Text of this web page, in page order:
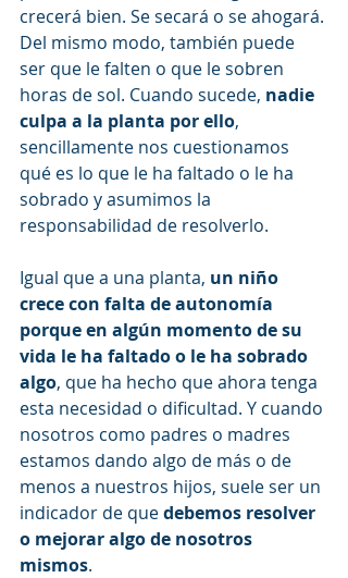
crecerá bien. Se secará o se ahogará.
Del mismo modo, también puede
ser que le falten o que le sobren
horas de sol. Cuando sucede, nadie
culpa a la planta por ello,
sencillamente nos cuestionamos
qué es lo que le ha faltado o le ha
sobrado y asumimos la
responsabilidad de resolverlo.
Igual que a una planta, un niño
crece con falta de autonomía
porque en algún momento de su
vida le ha faltado o le ha sobrado
algo, que ha hecho que ahora tenga
esta necesidad o dificultad. Y cuando
nosotros como padres o madres
estamos dando algo de más o de
menos a nuestros hijos, suele ser un
indicador de que debemos resolver
o mejorar algo de nosotros
mismos.